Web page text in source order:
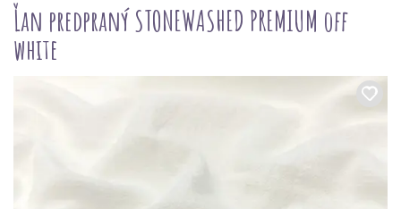
Ľan predpraný STONEWASHED PREMIUM off
white